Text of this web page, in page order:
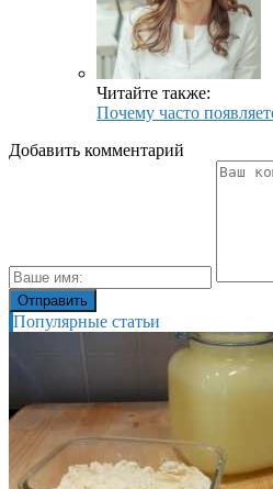
Читайте также:
Почему часто
Добавить комментарий
Популярные статьи